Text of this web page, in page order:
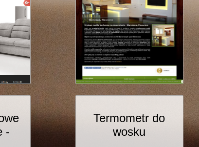
-
Termometr do
wosku